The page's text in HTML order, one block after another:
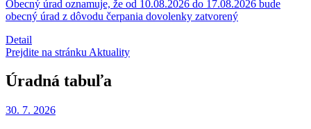
Obecný úrad oznamuje, že od 10.08.2026 do 17.08.2026 bude
obecný úrad z dôvodu čerpania dovolenky zatvorený
Detail
Prejdite na stránku Aktuality
Úradná tabuľa
30. 7. 2026